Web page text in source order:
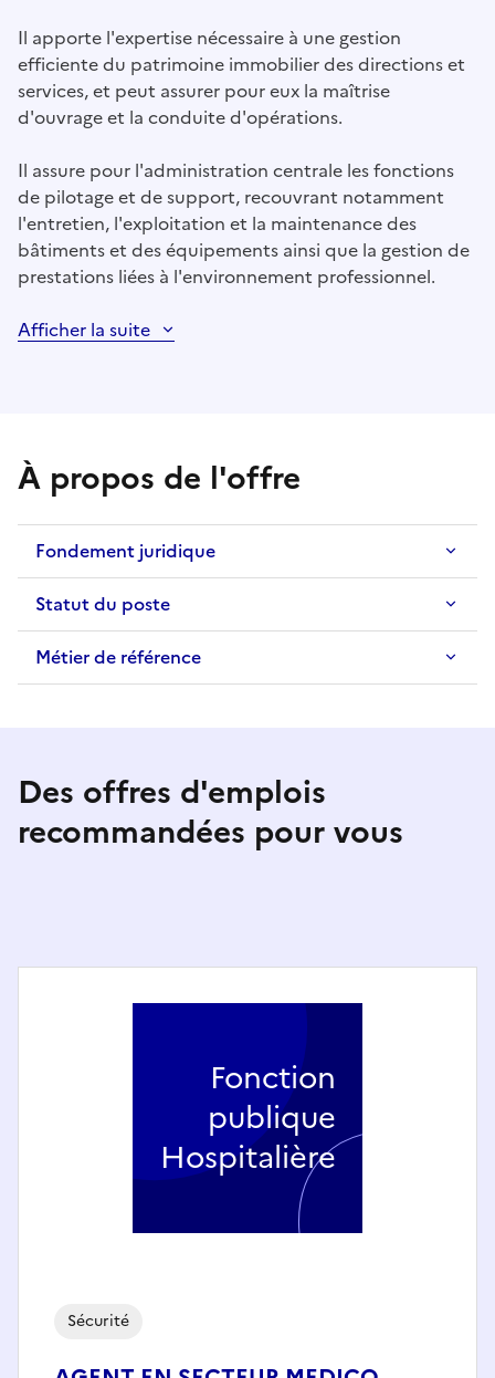
Il apporte l'expertise nécessaire à une gestion
efficiente du patrimoine immobilier des directions et
services, et peut assurer pour eux la maîtrise
d'ouvrage et la conduite d'opérations.
Il assure pour l'administration centrale les fonctions
de pilotage et de support, recouvrant notamment
l'entretien, l'exploitation et la maintenance des
bâtiments et des équipements ainsi que la gestion de
prestations liées à l'environnement professionnel.
Afficher la suite
À propos de l'offre
Fondement juridique
Statut du poste
Métier de référence
Des offres d'emplois
recommandées pour vous
Sécurité
Fonction
publique
Hospitalière